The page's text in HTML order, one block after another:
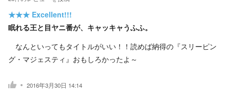
★★★ Excellent!!!
眠れる王と目ヤニ番が、キャッキャうふふ。
なんといってもタイトルがいい！！読めば納得の『スリーピン
グ・マジェスティ』おもしろかったよ～
2016年3月30日 14:14